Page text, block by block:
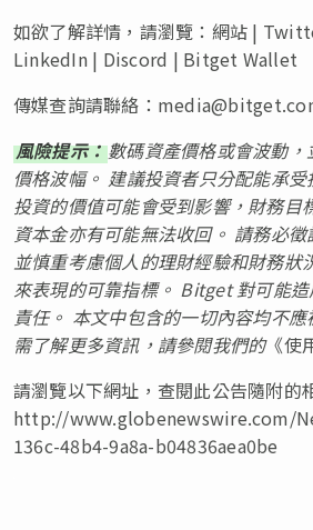
如欲了解詳情，請瀏覽：網站 |
LinkedIn | Discord | Bitget Wallet
傳媒查詢請聯絡：
風險提示：數碼資產價格或會波動
價格波幅。 建議投資者只分配能承受
投資的價值可能會受到影響，財務目
資本金亦有可能無法收回。 請務必徵
並慎重考慮個人的理財經驗和財務狀
來表現的可靠指標。 Bitget 對可能
責任。 本文中包含的一切內容均不
需了解更多資訊，請參閱我們的《使
請瀏覽以下網址，查閱此公告隨附的
http://www.globenewswire.com/
136c-48b4-9a8a-b04836aea0be